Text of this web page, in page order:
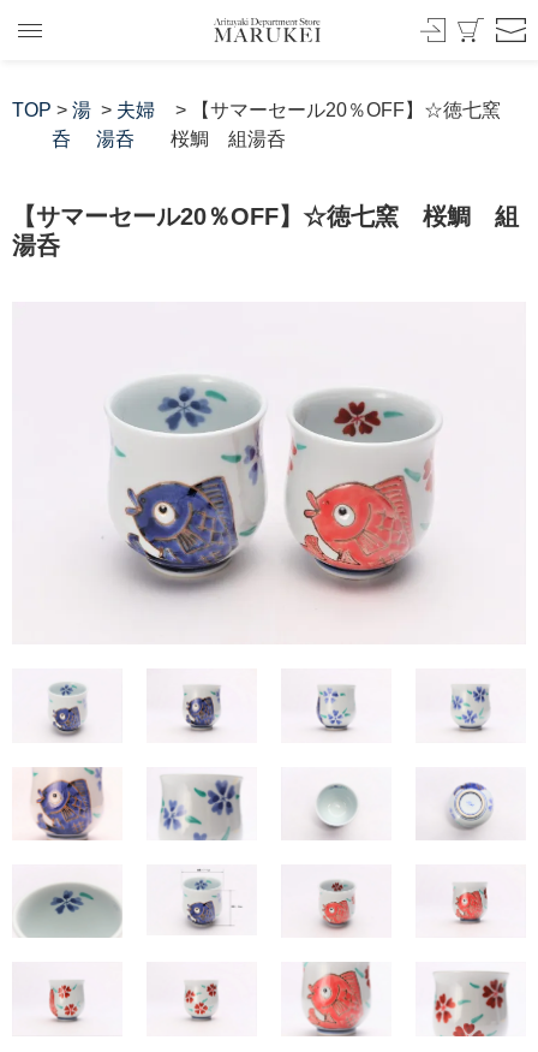
TOP > 湯
呑
> 夫婦
湯呑
> 【サマーセール20％OFF】☆徳七窯
桜鯛 組湯呑
【サマーセール20％OFF】☆徳七窯 桜鯛 組
湯呑